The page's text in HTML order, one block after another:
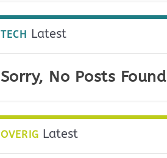
TECH Latest
Sorry, No Posts Found
OVERIG Latest